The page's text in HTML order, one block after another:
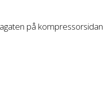
på kompressorsidan